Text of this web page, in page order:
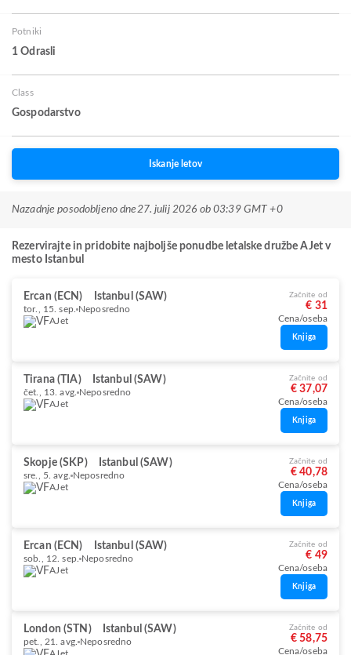
Potniki
1 Odrasli
Class
Gospodarstvo
Iskanje letov
Nazadnje posodobljeno dne27. julij 2026 ob 03:39 GMT +0
Rezervirajte in pridobite najboljše ponudbe letalske družbe AJet v
mesto Istanbul
Ercan (ECN) Istanbul (SAW)
tor., 15. sep. Neposredno
AJet
Začnite od
€ 31
Cena/oseba
Knjiga
Tirana (TIA) Istanbul (SAW)
čet., 13. avg. Neposredno
AJet
Začnite od
€ 37,07
Cena/oseba
Knjiga
Skopje (SKP) Istanbul (SAW)
sre., 5. avg. Neposredno
AJet
Začnite od
€ 40,78
Cena/oseba
Knjiga
Ercan (ECN) Istanbul (SAW)
sob., 12. sep. Neposredno
AJet
Začnite od
€ 49
Cena/oseba
Knjiga
London (STN) Istanbul (SAW)
pet., 21. avg. Neposredno
Začnite od
€ 58,75
Cena/oseba